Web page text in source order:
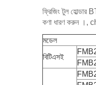
ফ্রিজিং টুল হোল্ডার
কণা ধারণ করুন ।,
মডেল
বিটিএসই